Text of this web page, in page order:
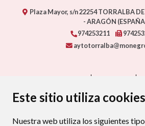
Este sitio utiliza cookies
Nuestra web utiliza los siguientes
Plaza Mayor, s/n22254 TORRALBA
- ARAGÓN
974253211
PROTECCIÓN DE DATOS
POLÍTICA DE